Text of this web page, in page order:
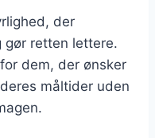
der
gør retten lettere.
dem, der ønsker
måltider uden